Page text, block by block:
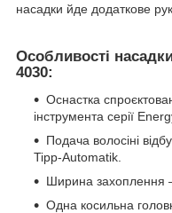
насадки йде додаткове
Особливості
4030:
Оснастка
інструмента серії
Подача волосіні
Tipp-Automatik.
Ширина захоплення
Одна косильна